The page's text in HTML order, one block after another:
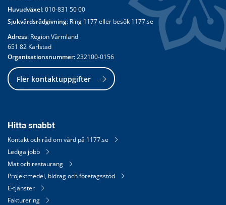
Huvudväxel: 010-831 50 00
Sjukvårdsrådgivning: Ring 1177 eller besök 1177.se
Adress: Region Värmland
651 82 Karlstad
Organisationsnummer: 232100-0156
Fler kontaktuppgifter
Hitta snabbt
Kontakt och råd om vård på 1177.se
Lediga jobb
Mat och restaurang
Projektmedel, bidrag och företagsstöd
E-tjänster
Fakturering